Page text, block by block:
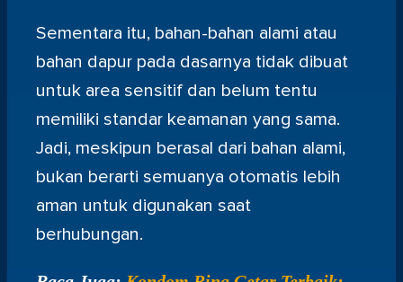
Sementara itu, bahan-bahan alami atau
bahan dapur pada dasarnya tidak dibuat
untuk area sensitif dan belum tentu
memiliki standar keamanan yang sama.
Jadi, meskipun berasal dari bahan alami,
bukan berarti semuanya otomatis lebih
aman untuk digunakan saat
berhubungan.